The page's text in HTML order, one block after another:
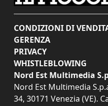
CONDIZIONI DI
GERENZA
PRIVACY
WHISTLEBLOWING
Nord Est Multimedia
Nord Est Multimedia
34, 30171 Venezia (VE).